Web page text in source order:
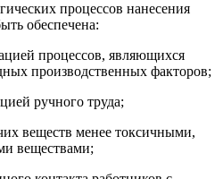
процессов нанесения
обеспечена:
процессов, являющихся
производственных факторов;
ручного труда;
веществ менее токсичными,
веществами;